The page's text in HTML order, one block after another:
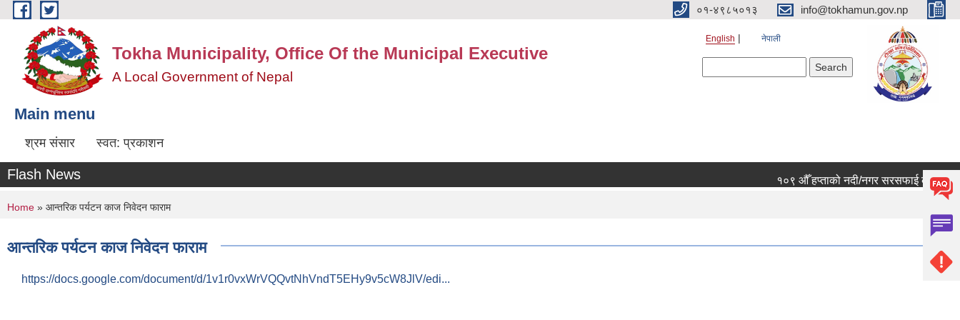
Skip to main content ०१-४९८५०१३ info@tokhamun.gov.np
Tokha Municipality, Office Of the Municipal Executive
A Local Government of Nepal
English नेपाली
Main menu
श्रम संसार स्वत: प्रकाशन
Flash News १०९ औँ हप्ताको नदी/नगर सरसफाई कार्यक्रममा
You are here
Home » आन्तरिक पर्यटन काज निवेदन फाराम
आन्तरिक पर्यटन काज निवेदन फाराम
https://docs.google.com/document/d/1v1r0vxWrVQQvtNhVndT5EHy9v5cW8JlV/edi...